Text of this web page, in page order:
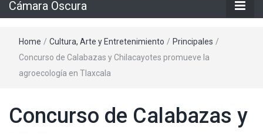
Cámara Oscura
Home / Cultura, Arte y Entretenimiento / Principales /
Concurso de Calabazas y Chilacayotes promueve la
agroecología en Tlaxcala
Concurso de Calabazas y